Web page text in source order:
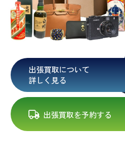
出張買取について
詳しく見る
出張買取を予約する